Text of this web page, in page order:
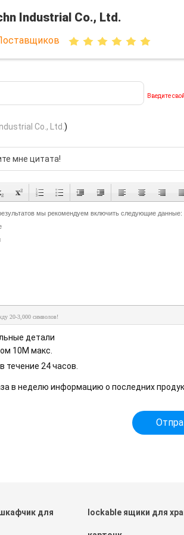
Industrial Co., Ltd.
Введите
Co., Ltd. )
20-3,000 символов!
детали
10M макс.
течение 24 часов.
в неделю информацию о последних
для lockable ящики для